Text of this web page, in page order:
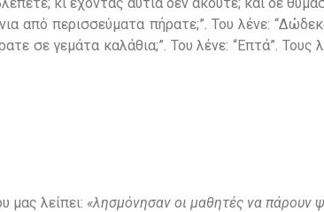
από περισσεύματα πήρατε;”. Του λένε:
σε γεμάτα καλάθια;”. Του λένε: “Επτά”. Τους
μας λείπει: «λησμόνησαν οι μαθητές να πάρουν